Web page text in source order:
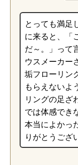
とっても満足
に来ると、「
だ～。」って
ウスメーカー
垢フローリン
もらえないよ
リングの足ざ
では体感でき
本当によかっ
りがとうござ